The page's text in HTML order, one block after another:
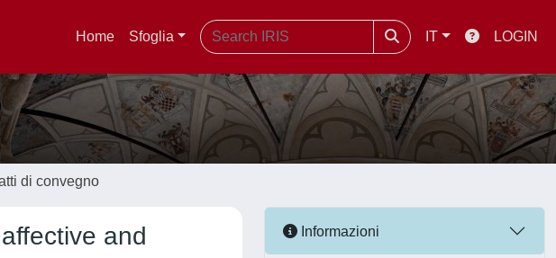
Home Sfoglia IT LOGIN
di convegno
and
Informazioni